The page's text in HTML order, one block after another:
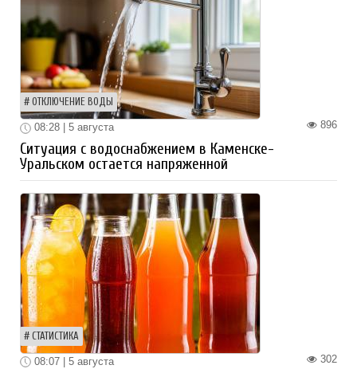
ОТКЛЮЧЕНИЕ ВОДЫ
896
08:28 | 5 августа
Ситуация с водоснабжением в Каменске-
Уральском остается напряженной
СТАТИСТИКА
302
08:07 | 5 августа